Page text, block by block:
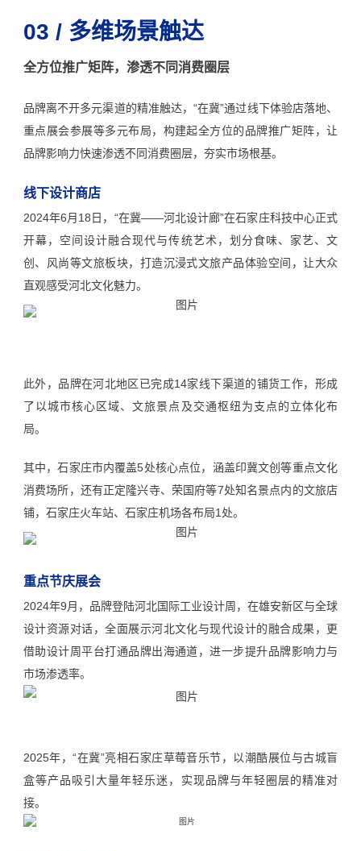
03 / 多维场景触达
全方位推广矩阵，渗透不同消费圈层
品牌离不开多元渠道的精准触达，“在冀”通过线下体验店落地、
重点展会参展等多元布局，构建起全方位的品牌推广矩阵，让
品牌影响力快速渗透不同消费圈层，夯实市场根基。
线下设计商店
2024年6月18日，“在冀——河北设计廊”在石家庄科技中心正式
开幕，空间设计融合现代与传统艺术，划分食味、家艺、文
创、风尚等文旅板块，打造沉浸式文旅产品体验空间，让大众
直观感受河北文化魅力。
此外，品牌在河北地区已完成14家线下渠道的铺货工作，形成
了以城市核心区域、文旅景点及交通枢纽为支点的立体化布
局。
其中，石家庄市内覆盖5处核心点位，涵盖印冀文创等重点文化
消费场所，还有正定隆兴寺、荣国府等7处知名景点内的文旅店
铺，石家庄火车站、石家庄机场各布局1处。
重点节庆展会
2024年9月，品牌登陆河北国际工业设计周，在雄安新区与全球
设计资源对话，全面展示河北文化与现代设计的融合成果，更
借助设计周平台打通品牌出海通道，进一步提升品牌影响力与
市场渗透率。
2025年，“在冀”亮相石家庄草莓音乐节，以潮酷展位与古城盲
盒等产品吸引大量年轻乐迷，实现品牌与年轻圈层的精准对
接。